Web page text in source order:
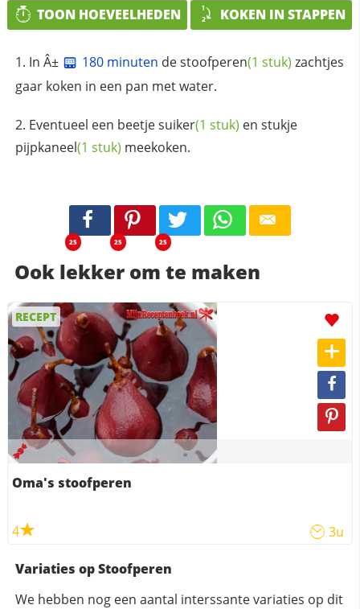
TOON HOEVEELHEDEN KOKEN IN STAPPEN
In Â± 180 minuten destoofperen(1 stuk) zachtjes
gaar koken in een pan met water.
Eventueel een beetjesuiker(1 stuk) en stukje
pijpkaneel(1 stuk) meekoken.
25 25 25
Ook lekker om te maken
RECEPT
Oma's stoofperen
4 3u
Variaties op Stoofperen
We hebben nog een aantal interssante variaties op dit